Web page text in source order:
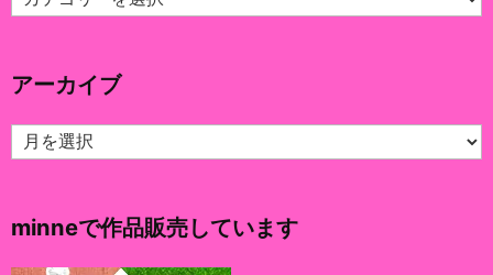
テ
ー
アーカイブ
ア
ー
ブ
minneで作品販売しています